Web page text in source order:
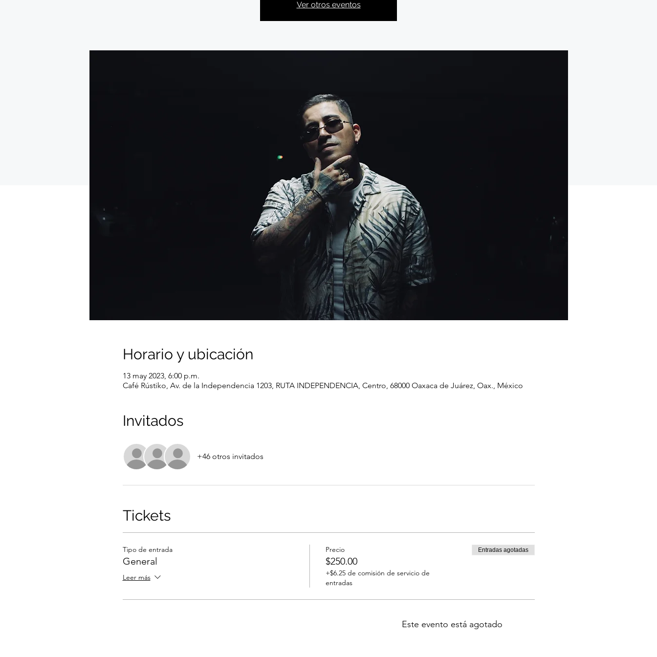
Ver otros eventos
Horario y ubicación
13 may 2023, 6:00 p.m.
Café Rústiko, Av. de la Independencia 1203, RUTA INDEPENDENCIA, Centro, 68000 Oaxaca de Juárez, Oax., México
Invitados
+46 otros invitados
Tickets
Tipo de entrada
General
Leer más
Precio
$250.00
+$6.25 de comisión de servicio de
entradas
Entradas agotadas
Este evento está agotado